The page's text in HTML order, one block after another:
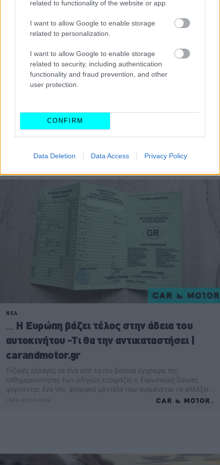
related to functionality of the website or app.
I want to allow Google to enable storage
related to personalization.
I want to allow Google to enable storage
related to security, including authentication
functionality and fraud prevention, and other
user protection.
CONFIRM
Data Deletion Data Access Privacy Policy